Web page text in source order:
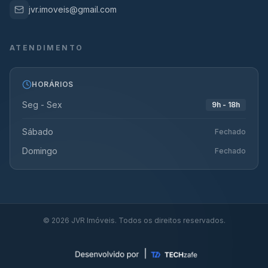
jvr.imoveis@gmail.com
ATENDIMENTO
HORÁRIOS
Seg - Sex 9h - 18h
Sábado Fechado
Domingo Fechado
© 2026 JVR Imóveis. Todos os direitos reservados.